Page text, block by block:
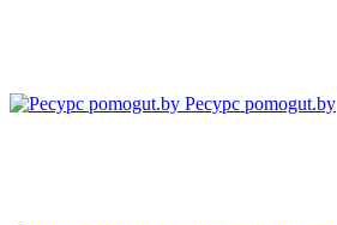
Ресурс pomogut.by